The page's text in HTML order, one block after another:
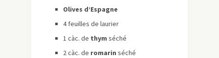
Olives d’Espagne
4 feuilles de laurier
1 càc. de thym séché
2 càc. de romarin séché